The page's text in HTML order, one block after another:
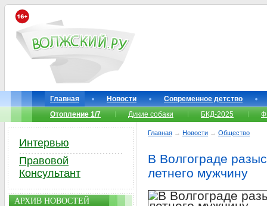
Главная Новости
Современное детство
Отопление 1/7
Дикие собаки БКД-2025
Главная → Новости → Общество
В Волгограде
летнего мужчину
Интервью
Правовой
Консультант
АРХИВ НОВОСТЕЙ